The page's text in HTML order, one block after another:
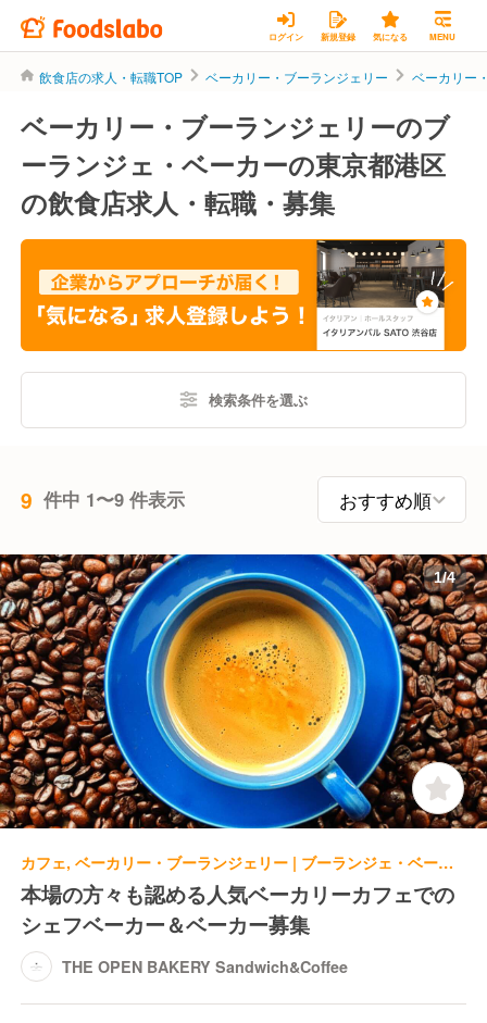
ログイン 新規登録 気になる MENU
飲食店の求人・転職TOP ベーカリー・ブーランジェリー ベーカリー
ベーカリー・ブーランジェリーのブ
ーランジェ・ベーカーの東京都港区
の飲食店求人・転職・募集
検索条件を選ぶ
9 件中 1〜9 件表示
1/4
カフェ, ベーカリー・ブーランジェリー | ブーランジェ・ベーカー | THE OPEN BAKERY Sandwich&Coffee
本場の方々も認める人気ベーカリーカフェでの
シェフベーカー＆ベーカー募集
THE OPEN BAKERY Sandwich&Coffee